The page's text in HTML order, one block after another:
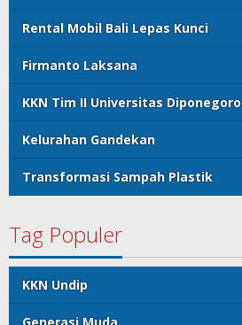
Rental Mobil Bali Lepas Kunci
Firmanto Laksana
KKN Tim II Universitas Diponegoro
Kelurahan Gandekan
Transformasi Sampah Plastik
Tag Populer
KKN Undip